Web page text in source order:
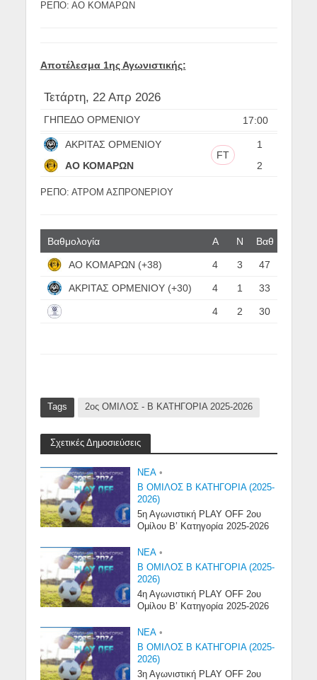
ΡΕΠΟ: ΑΟ ΚΟΜΑΡΩΝ
Αποτέλεσμα 1ης Αγωνιστικής:
Τετάρτη, 22 Απρ 2026
17:00
ΓΗΠΕΔΟ ΟΡΜΕΝΙΟΥ
ΑΚΡΙΤΑΣ ΟΡΜΕΝΙΟΥ
1
FT
ΑΟ ΚΟΜΑΡΩΝ
2
ΡΕΠΟ: ΑΤΡΟΜ ΑΣΠΡΟΝΕΡΙΟΥ
Βαθμολογία Α N Βαθ
ΑΟ ΚΟΜΑΡΩΝ (+38) 4 3 47
ΑΚΡΙΤΑΣ ΟΡΜΕΝΙΟΥ (+30) 4 1 33
4 2 30
Tags 2ος ΟΜΙΛΟΣ - Β ΚΑΤΗΓΟΡΙΑ 2025-2026
Σχετικές Δημοσιεύσεις
NEA •
Β ΟΜΙΛΟΣ Β ΚΑΤΗΓΟΡΙΑ (2025-
2026)
5η Αγωνιστική PLAY OFF 2ου
Ομίλου Β’ Κατηγορία 2025-2026
NEA •
Β ΟΜΙΛΟΣ Β ΚΑΤΗΓΟΡΙΑ (2025-
2026)
4η Αγωνιστική PLAY OFF 2ου
Ομίλου Β’ Κατηγορία 2025-2026
NEA •
Β ΟΜΙΛΟΣ Β ΚΑΤΗΓΟΡΙΑ (2025-
2026)
3η Αγωνιστική PLAY OFF 2ου